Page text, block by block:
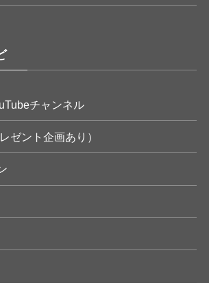
チャンネル
ゼント企画あり）